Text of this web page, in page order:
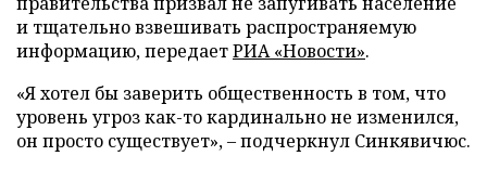
и тщательно взвешивать распространяемую
информацию, передаетРИА «Новости».
«Я хотел бы заверить общественность в том, что
уровень угроз как-то кардинально не изменился,
он просто существует», – подчеркнул Синкявичюс.